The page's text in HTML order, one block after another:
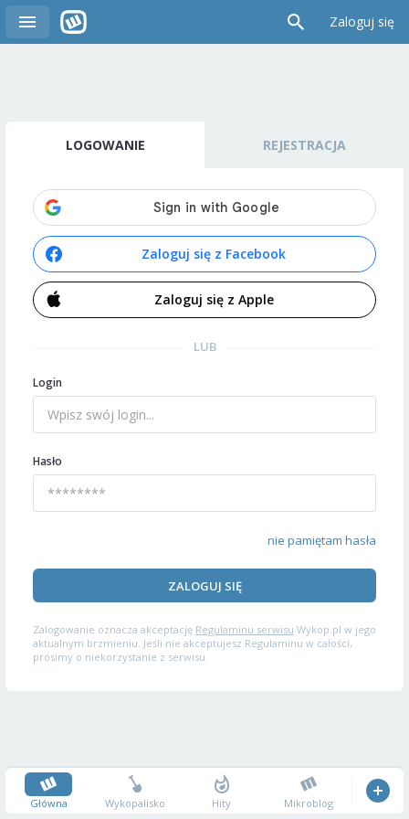
Zaloguj się
LOGOWANIE REJESTRACJA
Zaloguj się z Facebook
Zaloguj się z Apple
LUB
Login
Hasło
nie pamiętam hasła
ZALOGUJ SIĘ
Zalogowanie oznacza akceptację Regulaminu serwisu Wykop.pl w jego
aktualnym brzmieniu. Jeśli nie akceptujesz Regulaminu w całości,
prosimy o niekorzystanie z serwisu.
Główna Wykopalisko Hity Mikroblog